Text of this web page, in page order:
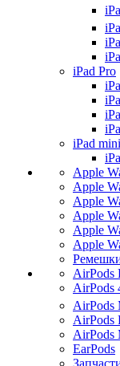
iPad Pro
iPad mini
Apple
Apple
Apple
Apple
Apple
Apple
AirPods
AirPods
AirPods
AirPods
AirPods
EarPods